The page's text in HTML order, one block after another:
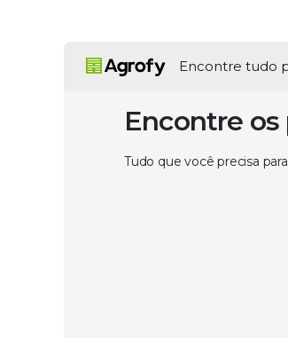
Encontre tudo
Encontre
Tudo que você precisa